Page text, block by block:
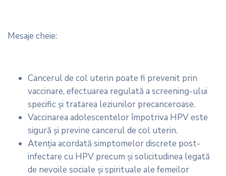
Mesaje cheie:
Cancerul de col uterin poate fi prevenit prin
vaccinare, efectuarea regulată a screening-ului
specific și tratarea leziunilor precanceroase.
Vaccinarea adolescentelor împotriva HPV este
sigură și previne cancerul de col uterin.
Atenția acordată simptomelor discrete post-
infectare cu HPV precum și solicitudinea legată
de nevoile sociale și spirituale ale femeilor